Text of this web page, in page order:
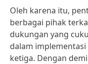
Oleh karena itu,
berbagai pihak
dukungan yang
dalam
ketiga. Dengan